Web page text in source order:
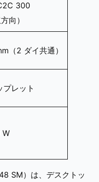
300
向）
（2 ダイ共通）
レット
W
SM）は、デスクトッ